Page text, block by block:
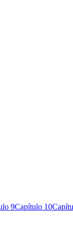
9Capítulo 10